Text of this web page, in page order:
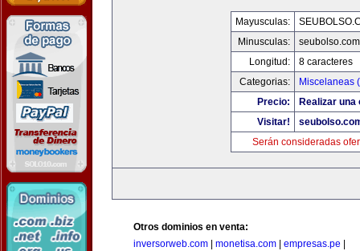
Mayusculas:
Minusculas:
seubolso.com
Longitud:
8 caracteres
Categorias:
Miscelaneas
Precio:
Realizar una
Visitar!
Serán consideradas
Otros dominios en venta:
inversorweb.com
monetisa.com empresas.pe